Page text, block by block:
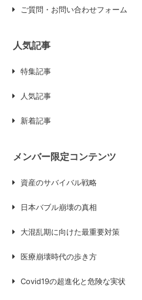
ご質問・お問い合わせフォーム
人気記事
特集記事
人気記事
新着記事
メンバー限定コンテンツ
資産のサバイバル戦略
日本バブル崩壊の真相
大混乱期に向けた最重要対策
医療崩壊時代の歩き方
Covid19の超進化と危険な実状